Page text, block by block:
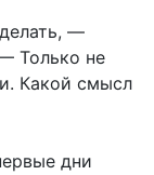
—
Только не
Какой смысл
дни